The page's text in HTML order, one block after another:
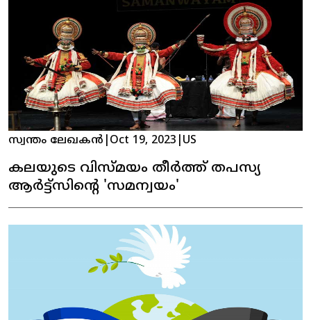
സ്വന്തം ലേഖകൻ Oct 19, 2023 US
കലയുടെ വിസ്മയം തീർത്ത് തപസ്യ
ആർട്ട്സിന്റെ 'സമന്വയം'